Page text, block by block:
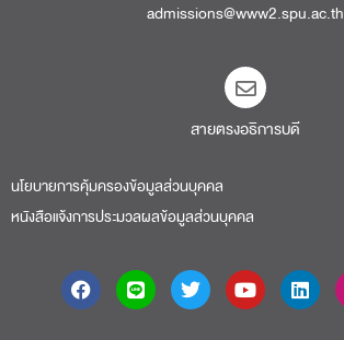
admissions@www2.spu.ac.th
สายตรงอธิการบดี​
นโยบายการคุ้มครองข้อมูลส่วนบุคคล
หนังสือแจ้งการประมวลผลข้อมูลส่วนบุคคล